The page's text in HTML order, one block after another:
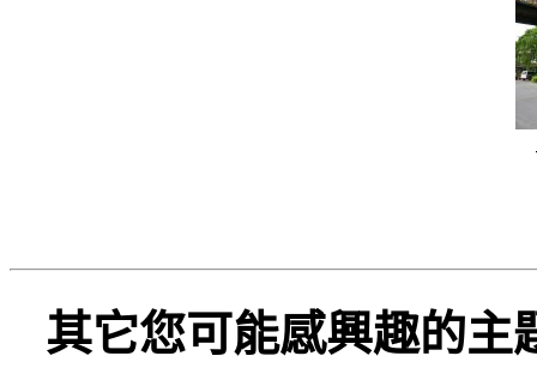
其它您可能感興趣的主